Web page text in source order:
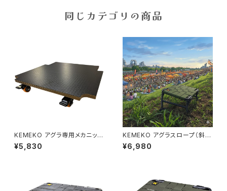
同じカテゴリの商品
KEMEKO アグラ専用メカニック
ドーリー単品 BLACK
¥5,830
KEMEKO アグラスロープ（斜
面）対応チェア キャンピングシー
トAGURA SLOPE 淀川ミナモ
¥6,980